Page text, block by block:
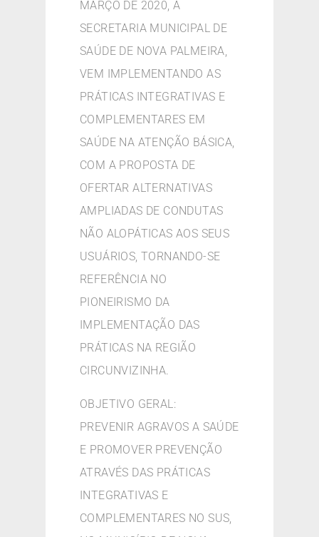
MARÇO DE 2020, A
SECRETARIA MUNICIPAL DE
SAÚDE DE NOVA PALMEIRA,
VEM IMPLEMENTANDO AS
PRÁTICAS INTEGRATIVAS E
COMPLEMENTARES EM
SAÚDE NA ATENÇÃO BÁSICA,
COM A PROPOSTA DE
OFERTAR ALTERNATIVAS
AMPLIADAS DE CONDUTAS
NÃO ALOPÁTICAS AOS SEUS
USUÁRIOS, TORNANDO-SE
REFERÊNCIA NO
PIONEIRISMO DA
IMPLEMENTAÇÃO DAS
PRÁTICAS NA REGIÃO
CIRCUNVIZINHA.
OBJETIVO GERAL:
PREVENIR AGRAVOS A SAÚDE
E PROMOVER PREVENÇÃO
ATRAVÉS DAS PRÁTICAS
INTEGRATIVAS E
COMPLEMENTARES NO SUS,